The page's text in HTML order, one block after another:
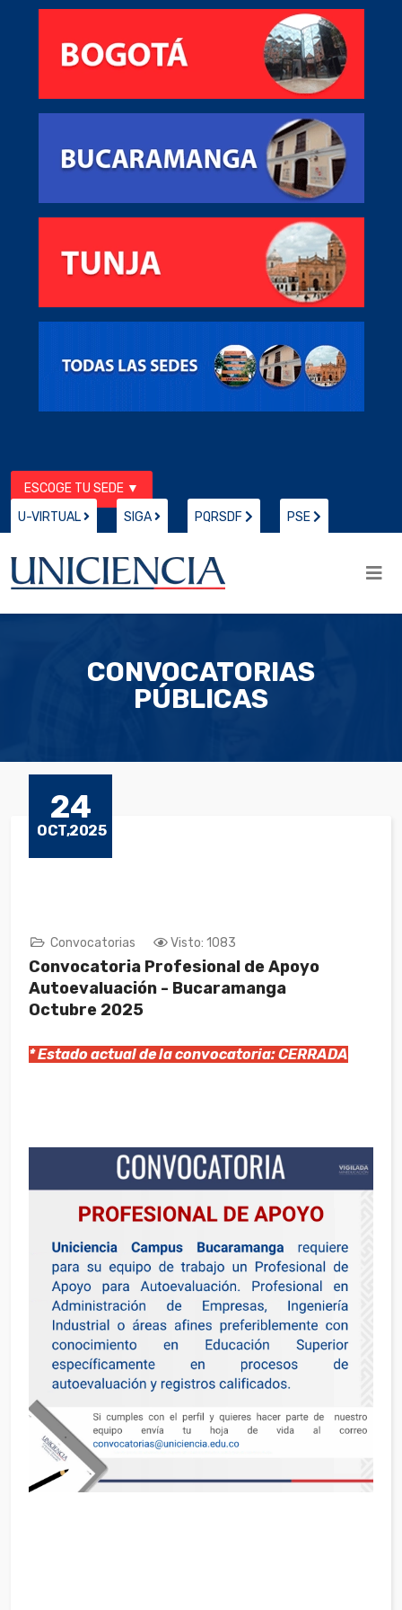
ESCOGE TU SEDE ▼
U-VIRTUAL
SIGA PQRSDF PSE
CONVOCATORIAS
PÚBLICAS
24
OCT,2025
Convocatorias Visto: 1083
Convocatoria Profesional de Apoyo
Autoevaluación - Bucaramanga
Octubre 2025
* Estado actual de la convocatoria: CERRADA